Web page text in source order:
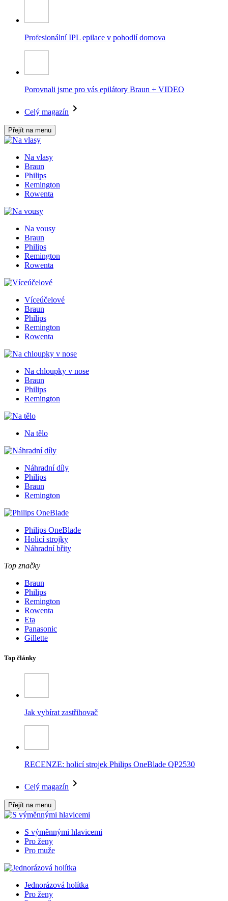
Profesionální IPL epilace v pohodlí domova
Porovnali jsme pro vás epilátory Braun + VIDEO
Celý magazín
Přejít na menu
Na vlasy
Braun
Philips
Remington
Rowenta
Na vousy
Braun
Philips
Remington
Rowenta
Víceúčelové
Braun
Philips
Remington
Rowenta
Na chloupky v nose
Braun
Philips
Remington
Na tělo
Náhradní díly
Philips
Braun
Remington
Philips OneBlade
Holicí strojky
Náhradní břity
Top značky
Braun
Philips
Remington
Rowenta
Eta
Panasonic
Gillette
Top články
Jak vybírat zastřihovač
RECENZE: holicí strojek Philips OneBlade QP2530
Celý magazín
Přejít na menu
S výměnnými hlavicemi
Pro ženy
Pro muže
Jednorázová holítka
Pro ženy